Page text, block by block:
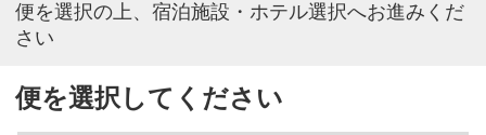
便を選択の上、宿泊施設・ホテル選択へお進みくだ
さい
便を選択してください